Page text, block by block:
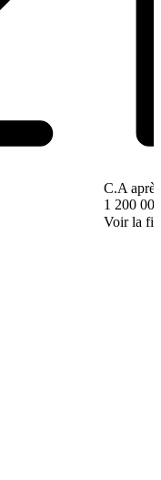
C.A
1 200
Voir la